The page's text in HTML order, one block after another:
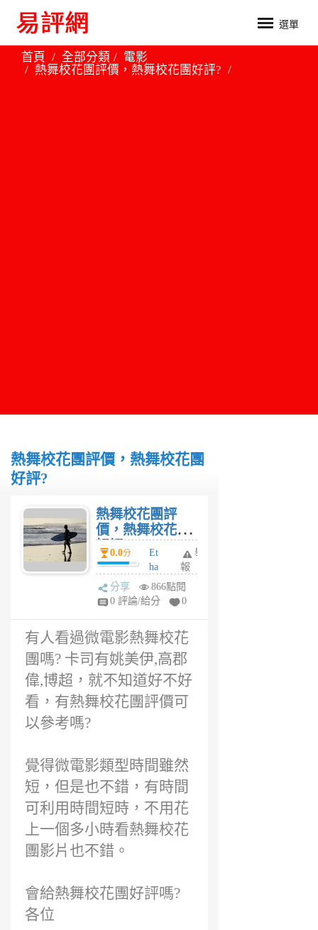
選單
首頁 全部分類
電影
熱舞校花團評價，熱舞校花團好評?
熱舞校花團評價，熱舞校花團
好評?
熱舞校花團評
價，熱舞校花團
好評?
0.0分
Et
ha
n
6
舉
報
分享
866點閱
0 評論/給分
0
有人看過微電影熱舞校花
團嗎? 卡司有姚美伊,高郡
偉,博超，就不知道好不好
看，有熱舞校花團評價可
以參考嗎?
覺得微電影類型時間雖然
短，但是也不錯，有時間
可利用時間短時，不用花
上一個多小時看熱舞校花
團影片也不錯。
會給熱舞校花團好評嗎?
各位